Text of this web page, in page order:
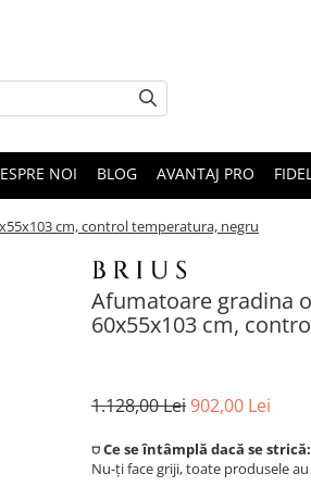
NOI BLOG AVANTAJ PRO
cm, control temperatura, negru
Afumatoare gradina
60x55x103 cm,
1.128,00 Lei902,00 Lei
⛉ Ce se întâmplă dacă se strică:
Nu-ți face griji, toate produsele au